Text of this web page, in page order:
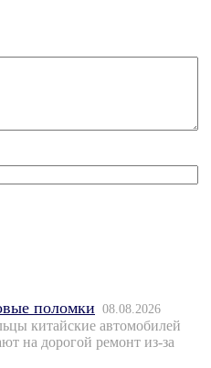
поломки 08.08.2026
китайские автомобилей
на дорогой ремонт из-за